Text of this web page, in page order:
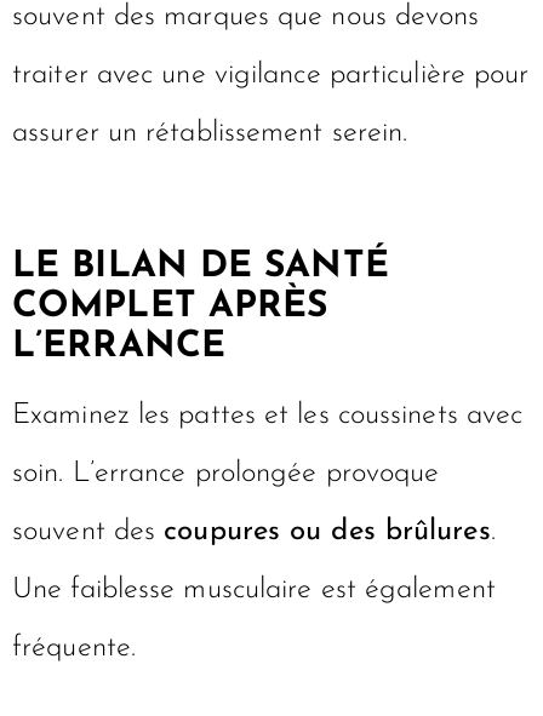
souvent des marques que nous devons
traiter avec une vigilance particulière pour
assurer un rétablissement serein.
LE BILAN DE SANTÉ
COMPLET APRÈS
L’ERRANCE
Examinez les pattes et les coussinets avec
soin. L’errance prolongée provoque
souvent des coupures ou des brûlures.
Une faiblesse musculaire est également
fréquente.